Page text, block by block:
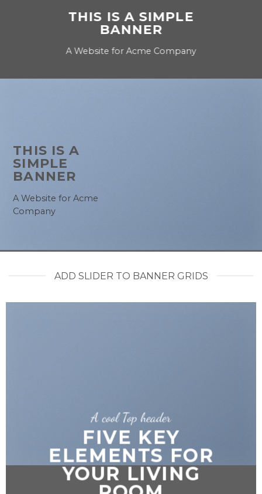
THIS IS A SIMPLE
BANNER
A Website for Acme Company
THIS IS A
SIMPLE
BANNER
A Website for Acme
Company
ADD SLIDER TO BANNER GRIDS
A cool Top header
FIVE KEY
ELEMENTS FOR
YOUR LIVING